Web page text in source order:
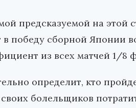
предсказуемой на этой
победу сборной Японии
из всех матчей 1/8
определит, кто
болельщиков